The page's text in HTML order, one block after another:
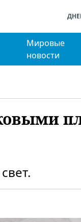
Мировые
новости